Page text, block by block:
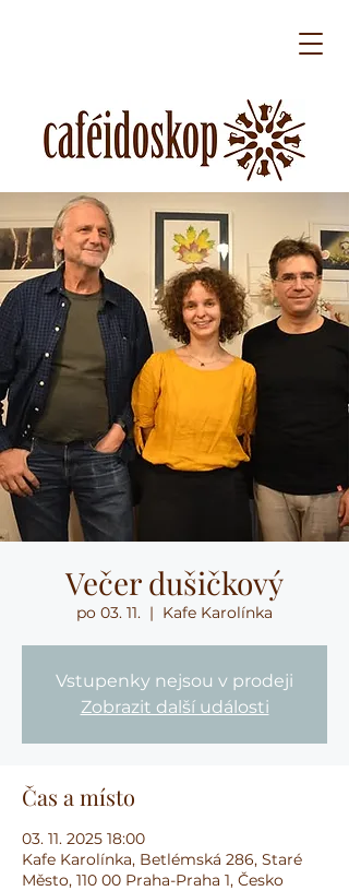
Večer dušičkový
po 03. 11.
  |
Kafe Karolínka
Vstupenky nejsou v prodeji
Zobrazit další události
Čas a místo
03. 11. 2025 18:00
Kafe Karolínka, Betlémská 286, Staré
Město, 110 00 Praha-Praha 1, Česko